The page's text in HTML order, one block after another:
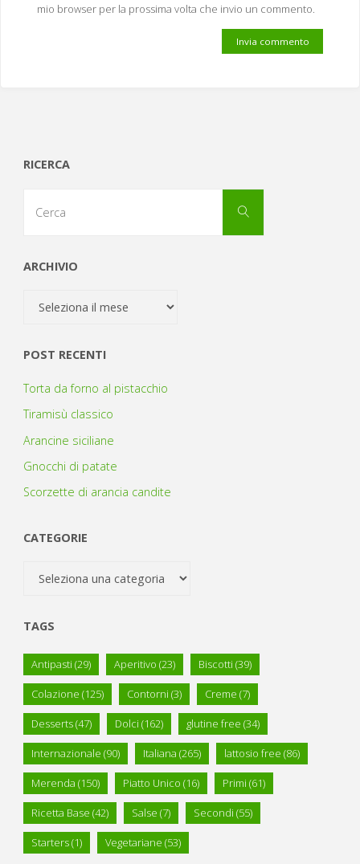
mio browser per la prossima volta che invio un commento.
RICERCA
Cerca
ARCHIVIO
Archivio
POST RECENTI
Torta da forno al pistacchio
Tiramisù classico
Arancine siciliane
Gnocchi di patate
Scorzette di arancia candite
CATEGORIE
Categorie
TAGS
Antipasti (29) Aperitivo (23) Biscotti (39)
Colazione (125) Contorni (3) Creme (7)
Desserts(47) Dolci (162) glutine free (34)
Internazionale (90) Italiana (265) lattosio free (86)
Merenda (150) Piatto Unico (16) Primi (61)
Ricetta Base (42) Salse (7) Secondi (55)
Starters(1) Vegetariane (53)